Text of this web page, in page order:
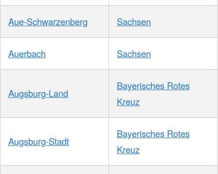
Aue-Schwarzenberg Sachsen
Auerbach Sachsen
Augsburg-Land
Bayerisches Rotes
Kreuz
Augsburg-Stadt
Bayerisches Rotes
Kreuz